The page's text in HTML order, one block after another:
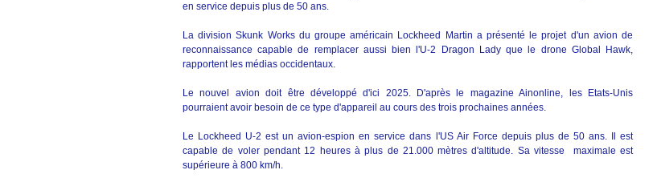
en service depuis plus de 50 ans.
La division Skunk Works du groupe américain Lockheed Martin a présenté le projet d'un avion de
reconnaissance capable de remplacer aussi bien l'U-2 Dragon Lady que le drone Global Hawk,
rapportent les médias occidentaux.
Le nouvel avion doit être développé d'ici 2025. D'après le magazine Ainonline, les Etats-Unis
pourraient avoir besoin de ce type d'appareil au cours des trois prochaines années.
Le Lockheed U-2 est un avion-espion en service dans l'US Air Force depuis plus de 50 ans. Il est
capable de voler pendant 12 heures à plus de 21.000 mètres d'altitude. Sa vitesse maximale est
supérieure à 800 km/h.